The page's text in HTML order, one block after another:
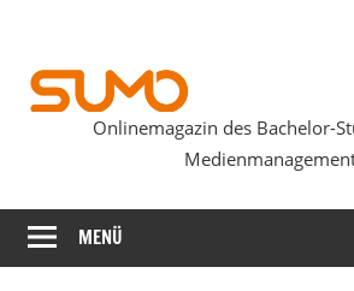
springen
Onlinemagazin des Bachelor-
MENÜ